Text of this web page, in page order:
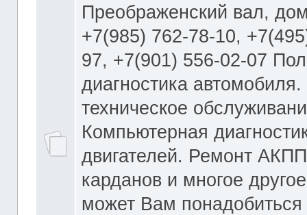
Преображенский вал,
+7(985) 762-78-10,
97, +7(901) 556-02-07
диагностика
техническое
Компьютерная
двигателей. Ремонт
карданов и многое
может Вам понадобиться